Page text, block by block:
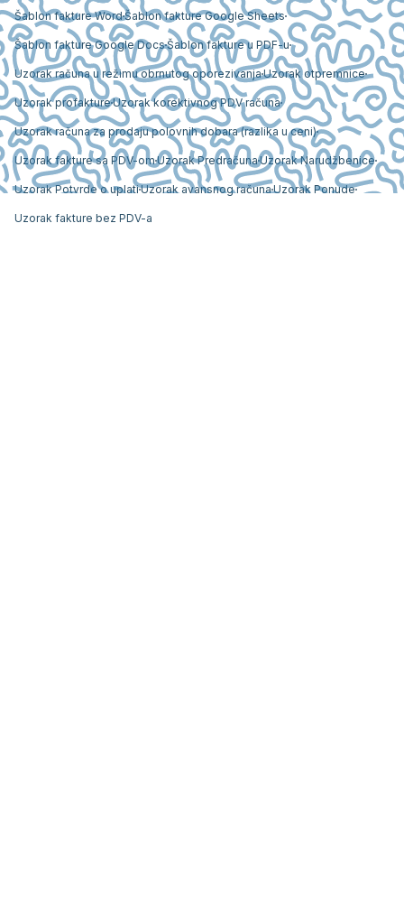
Šablon fakture WordŠablon fakture Google Sheets
Šablon fakture Google DocsŠablon fakture u PDF-u
Uzorak računa u režimu obrnutog oporezivanjaUzorak otpremnice
Uzorak profaktureUzorak korektivnog PDV računa
Uzorak računa za prodaju polovnih dobara (razlika u ceni)
Uzorak fakture sa PDV-omUzorak Predračuna Uzorak Narudžbenice
Uzorak Potvrde o uplatiUzorak avansnog računaUzorak Ponude
Uzorak fakture bez PDV-a